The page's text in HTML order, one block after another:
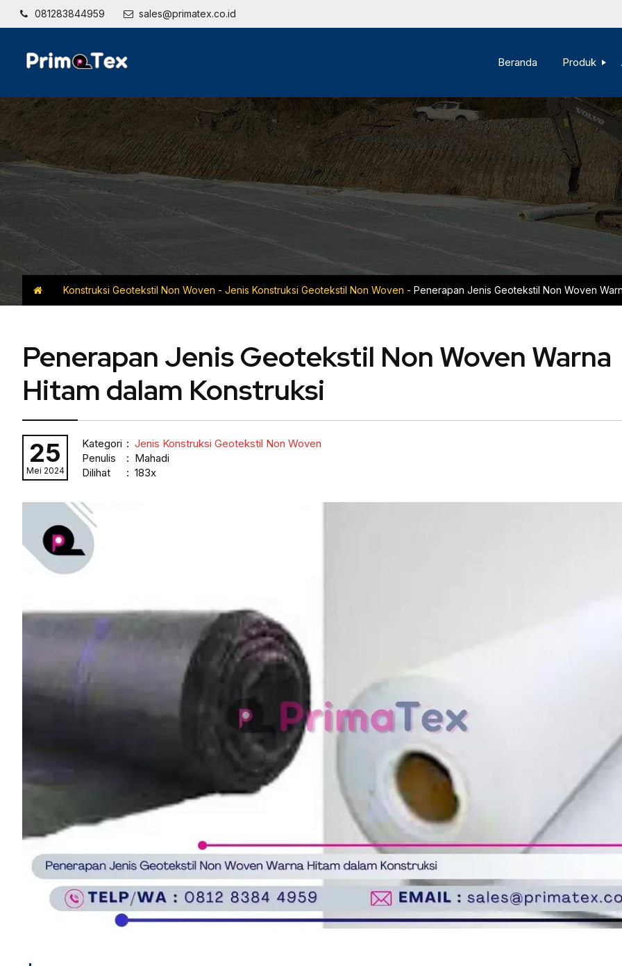
081283844959 sales@primatex.co.id
Beranda Produk
Konstruksi Geotekstil Non Woven - Jenis Konstruksi Geotekstil Non Woven - Penerapan Jenis Geotekstil Non Woven
Penerapan Jenis Geotekstil Non Woven Warna
Hitam dalam Konstruksi
25
Mei 2024
Kategori : Jenis Konstruksi Geotekstil Non Woven
Penulis
: Mahadi
Dilihat
: 183x